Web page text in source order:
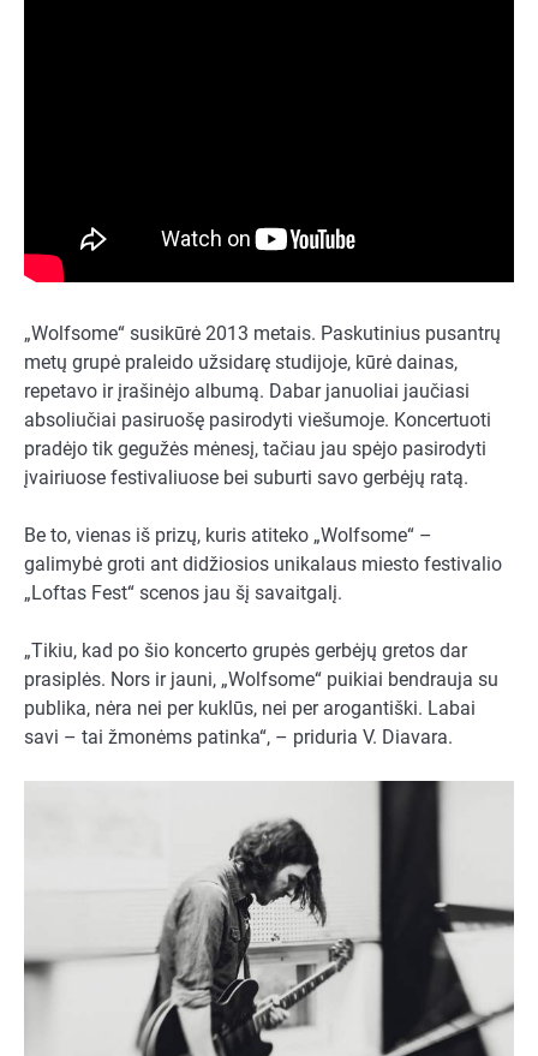
„Wolfsome“ susikūrė 2013 metais. Paskutinius pusantrų
metų grupė praleido užsidarę studijoje, kūrė dainas,
repetavo ir įrašinėjo albumą. Dabar januoliai jaučiasi
absoliučiai pasiruošę pasirodyti viešumoje. Koncertuoti
pradėjo tik gegužės mėnesį, tačiau jau spėjo pasirodyti
įvairiuose festivaliuose bei suburti savo gerbėjų ratą.
Be to, vienas iš prizų, kuris atiteko „Wolfsome“ –
galimybė groti ant didžiosios unikalaus miesto festivalio
„Loftas Fest“ scenos jau šį savaitgalį.
„Tikiu, kad po šio koncerto grupės gerbėjų gretos dar
prasiplės. Nors ir jauni, „Wolfsome“ puikiai bendrauja su
publika, nėra nei per kuklūs, nei per arogantiški. Labai
savi – tai žmonėms patinka“, – priduria V. Diavara.